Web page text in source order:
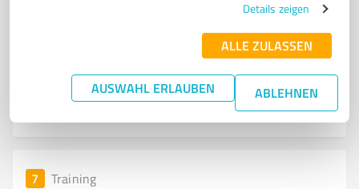
Details zeigen
ALLE ZULASSEN
AUSWAHL ERLAUBEN ABLEHNEN
4,80 / 5,00
64Bewertungen (1 Quelle)
7 Training